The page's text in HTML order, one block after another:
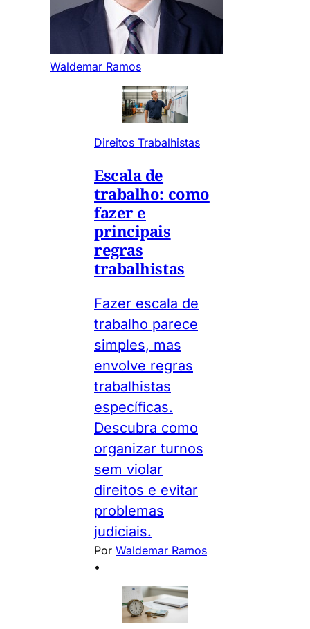
Waldemar Ramos
Direitos Trabalhistas
Escala de
trabalho: como
fazer e
principais
regras
trabalhistas
Fazer escala de
trabalho parece
simples, mas
envolve regras
trabalhistas
específicas.
Descubra como
organizar turnos
sem violar
direitos e evitar
problemas
judiciais.
Por Waldemar Ramos
•